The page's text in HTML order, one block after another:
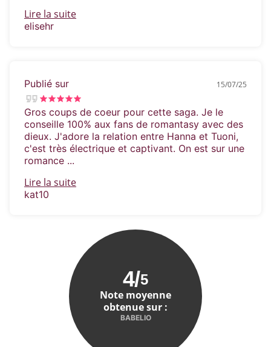
Lire la suite
elisehr
Publié sur 15/07/25
Gros coups de coeur pour cette saga. Je le
conseille 100% aux fans de romantasy avec des
dieux. J'adore la relation entre Hanna et Tuoni,
c'est très électrique et captivant. On est sur une
romance ...
Lire la suite
kat10
4/5
Note moyenne
obtenue sur :
BABELIO